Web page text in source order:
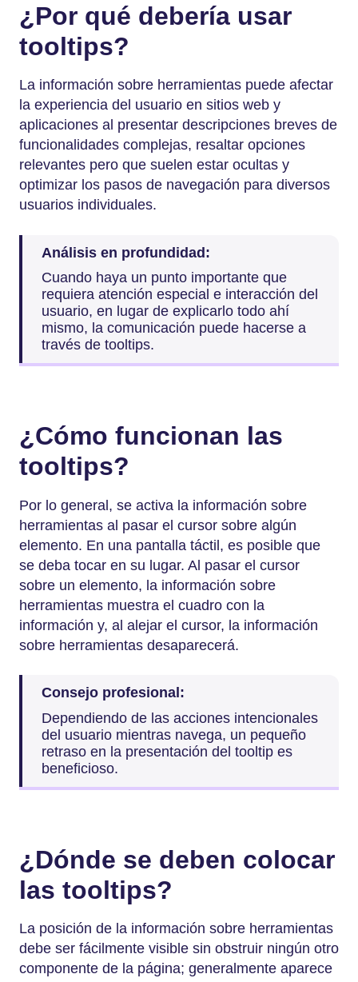
¿Por qué debería usar
tooltips?
La información sobre herramientas puede afectar
la experiencia del usuario en sitios web y
aplicaciones al presentar descripciones breves de
funcionalidades complejas, resaltar opciones
relevantes pero que suelen estar ocultas y
optimizar los pasos de navegación para diversos
usuarios individuales.
Análisis en profundidad:
Cuando haya un punto importante que
requiera atención especial e interacción del
usuario, en lugar de explicarlo todo ahí
mismo, la comunicación puede hacerse a
través de tooltips.
¿Cómo funcionan las
tooltips?
Por lo general, se activa la información sobre
herramientas al pasar el cursor sobre algún
elemento. En una pantalla táctil, es posible que
se deba tocar en su lugar. Al pasar el cursor
sobre un elemento, la información sobre
herramientas muestra el cuadro con la
información y, al alejar el cursor, la información
sobre herramientas desaparecerá.
Consejo profesional:
Dependiendo de las acciones intencionales
del usuario mientras navega, un pequeño
retraso en la presentación del tooltip es
beneficioso.
¿Dónde se deben colocar
las tooltips?
La posición de la información sobre herramientas
debe ser fácilmente visible sin obstruir ningún otro
componente de la página; generalmente aparece